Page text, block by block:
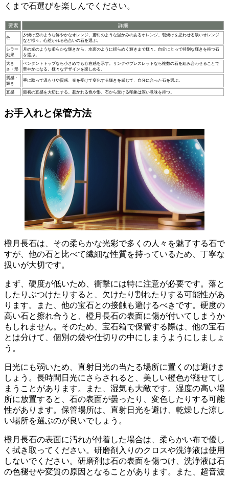
くまで石選びを楽しんでください。
要素 詳細
色
夕焼け空のような鮮やかなオレンジ、蜜柑のような温かみのあるオレンジ、朝焼けを思わせる淡いオレンジ
など様々。心惹かれる色合いの石を選ぶ。
シラー
効果
月の光のような柔らかな輝きから、水面のように揺らめく輝きまで様々。自分にとって特別な輝きを持つ石
を選ぶ。
大き
さ・形
ペンダントトップなら小さめでも存在感を示す。リングやブレスレットなら複数の石を組み合わせることで
華やかになる。様々なデザインを楽しめる。
質感・
輝き
手に取って温もりや質感、光を受けて変化する輝きを感じて、自分に合った石を選ぶ。
直感 最初の直感を大切にする。惹かれる色や形、石から受ける印象は深い意味を持つ。
お手入れと保管方法
橙月長石は、その柔らかな光彩で多くの人々を魅了する石で
すが、他の石と比べて繊細な性質を持っているため、丁寧な
扱いが大切です。
まず、 硬度が低いため、衝撃には特に注意が必要です。落と
したりぶつけたりすると、欠けたり割れたりする可能性があ
ります。また、他の宝石との接触も避けるべきです。硬度の
高い石と擦れ合うと、橙月長石の表面に傷が付いてしまうか
もしれません。そのため、 宝石箱で保管する際は、他の宝石
とは分けて、個別の袋や仕切りの中にしまう ようにしましょ
う。
日光にも弱いため、直射日光の当たる場所に置くのは避けま
しょう 。長時間日光にさらされると、美しい橙色が褪せてし
まうことがあります。また、湿気も大敵です。湿度の高い場
所に放置すると、石の表面が曇ったり、変色したりする可能
性があります。保管場所は、 直射日光を避け、乾燥した涼し
い場所を選ぶのが良いでしょう。
橙月長石の表面に汚れが付着した場合は、柔らかい布で優し
く拭き取ってください。研磨剤入りのクロスや洗浄液は使用
しないでください。研磨剤は石の表面を傷つけ、洗浄液は石
の色褪せや変質の原因となることがあります。また、超音波